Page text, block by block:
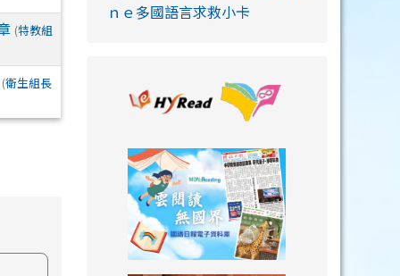
(特教組
(衛生組長
ｎｅ多國語言求救小卡